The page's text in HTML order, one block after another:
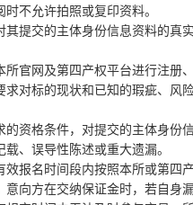
不允许拍照或复印资料。
提交的主体身份信息资料的真
官网及第四产权平台进行注册
对标的现状和已知的瑕疵、
资格条件，对提交的主体身
、误导性陈述或重大遗漏。
报名时间段内按照本所或第
向方在交纳保证金时，若自